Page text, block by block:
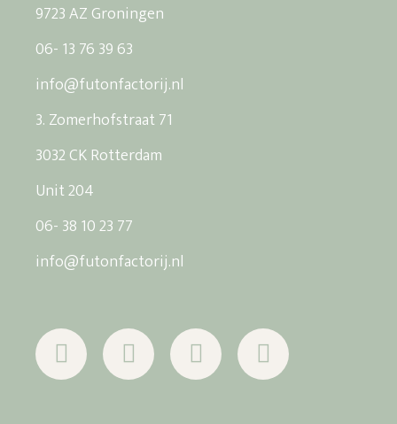
9723 AZ Groningen
06- 13 76 39 63
info@futonfactorij.nl
3. Zomerhofstraat 71
3032 CK Rotterdam
Unit 204
06- 38 10 23 77
info@futonfactorij.nl